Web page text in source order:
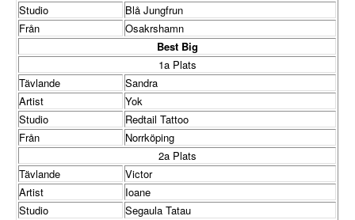
Studio
Blå Jungfrun
Från
Osakrshamn
Best Big
1a Plats
Tävlande
Sandra
Artist
Yok
Studio
Redtail Tattoo
Från
Norrköping
2a Plats
Tävlande
Victor
Artist
Ioane
Studio
Segaula Tatau